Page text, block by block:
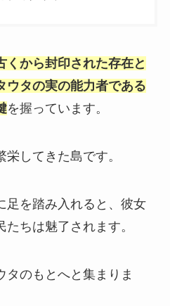
くから封印された存在と
ウタの実の能力者である
を握っています。
してきた島です。
足を踏み入れると、彼女
ちは魅了されます。
タのもとへと集まりま